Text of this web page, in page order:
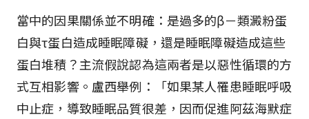
當中的因果關係並不明確：是過多的β－類澱粉蛋
白與τ蛋白造成睡眠障礙，還是睡眠障礙造成這些
蛋白堆積？主流假說認為這兩者是以惡性循環的方
式互相影響。盧西舉例：「如果某人罹患睡眠呼吸
中止症，導致睡眠品質很差，因而促進阿茲海默症